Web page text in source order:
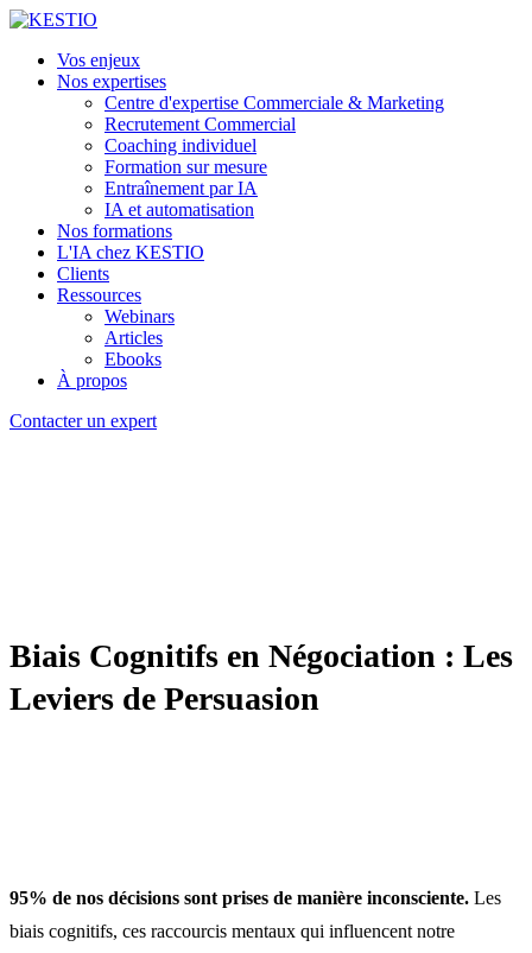
Vos enjeux
Nos expertises
Centre d'expertise Commerciale & Marketing
Recrutement Commercial
Coaching individuel
Formation sur mesure
Entraînement par IA
IA et automatisation
Nos formations
L'IA chez KESTIO
Clients
Ressources
Webinars
Articles
Ebooks
À propos
Contacter un expert
Biais Cognitifs en Négociation : Les
Leviers de Persuasion
95% de nos décisions sont prises de manière inconsciente. Les
biais cognitifs, ces raccourcis mentaux qui influencent notre